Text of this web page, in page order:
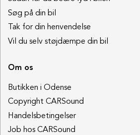
Søg på din bil
Tak for din henvendelse
Vil du selv støjdæmpe din bil
Om os
Butikken i Odense
Copyright CARSound
Handelsbetingelser
Job hos CARSound